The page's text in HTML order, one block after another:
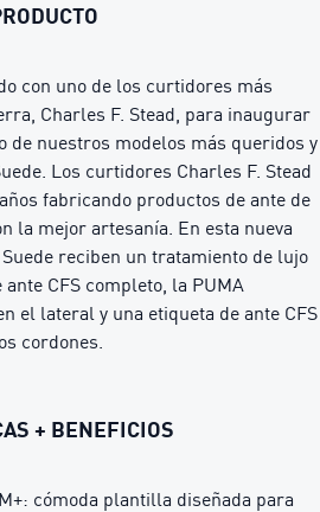
con uno de los curtidores más
Charles F. Stead, para inaugurar
de nuestros modelos más queridos y
Los curtidores Charles F. Stead
fabricando productos de ante de
la mejor artesanía. En esta nueva
reciben un tratamiento de lujo
CFS completo, la PUMA
el lateral y una etiqueta de ante CFS
cordones.
+ BENEFICIOS
cómoda plantilla diseñada para